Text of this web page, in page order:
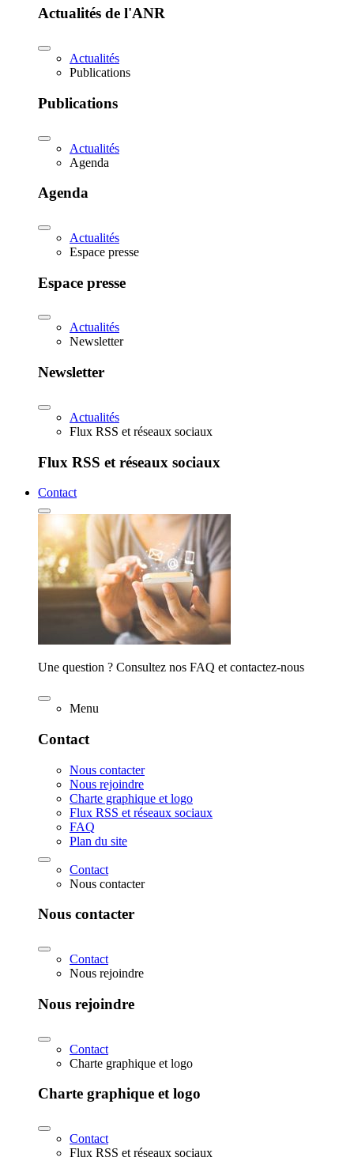
Actualités de l'ANR
Actualités
Publications
Publications
Actualités
Agenda
Agenda
Actualités
Espace presse
Espace presse
Actualités
Newsletter
Newsletter
Actualités
Flux RSS et réseaux sociaux
Flux RSS et réseaux sociaux
Contact
Une question ? Consultez nos FAQ et contactez-nous
Menu
Contact
Nous contacter
Nous rejoindre
Charte graphique et logo
Flux RSS et réseaux sociaux
FAQ
Plan du site
Contact
Nous contacter
Nous contacter
Contact
Nous rejoindre
Nous rejoindre
Contact
Charte graphique et logo
Charte graphique et logo
Contact
Flux RSS et réseaux sociaux